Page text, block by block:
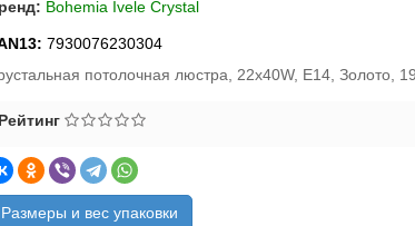
Bohemia Ivele Crystal
7930076230304
потолочная люстра, 22x40W, E14, Золото,
Рейтинг
Размеры и вес упаковки